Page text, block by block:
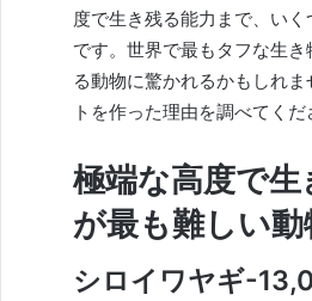
度で生き残る能力まで、い
です。世界で最もタフな生
る動物に驚かれるかもしれ
トを作った理由を調べてくだ
極端な高度で生
が最も難しい動
シロイワヤギ-